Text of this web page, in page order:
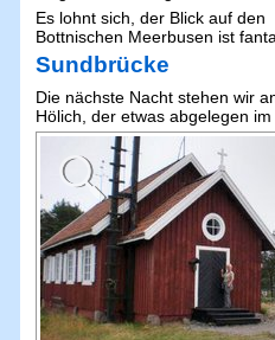
Es lohnt sich, der Blick auf den
Bottnischen Meerbusen ist
Sundbrücke
Die nächste Nacht stehen wir
Hölich, der etwas abgelegen